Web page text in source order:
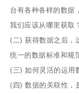
台有各种各样的数据
我们应该从哪里获取
(二) 获得数据之后，
统一的数据标准和规
(三) 如何灵活的运用
(四) 数据的关联性，